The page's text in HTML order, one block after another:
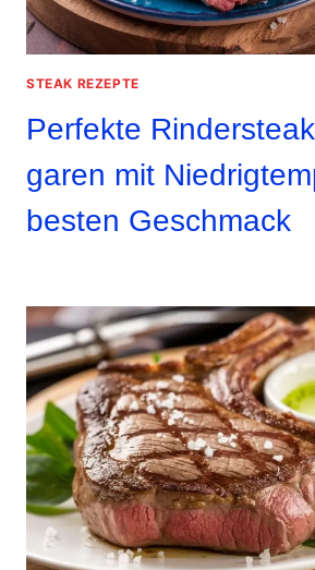
STEAK REZEPTE
Perfekte
garen mit
besten Geschmack